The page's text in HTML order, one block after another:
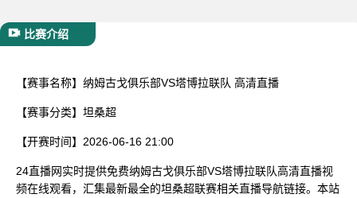
比赛介绍
【赛事名称】 纳姆古戈俱乐部VS塔博拉联队 高清直播
【赛事分类】 坦桑超
【开赛时间】 2026-06-16 21:00
24直播网实时提供免费纳姆古戈俱乐部VS塔博拉联队高清直播视
频在线观看，汇集最新最全的坦桑超联赛相关直播导航链接。本站